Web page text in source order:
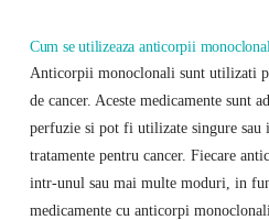
Cum se utilizeaza anticorpii
Anticorpii monoclonali sunt utilizati
de cancer. Aceste medicamente sunt
perfuzie si pot fi utilizate singure sau
tratamente pentru cancer. Fiecare
intr-unul sau mai multe moduri, in
medicamente cu anticorpi